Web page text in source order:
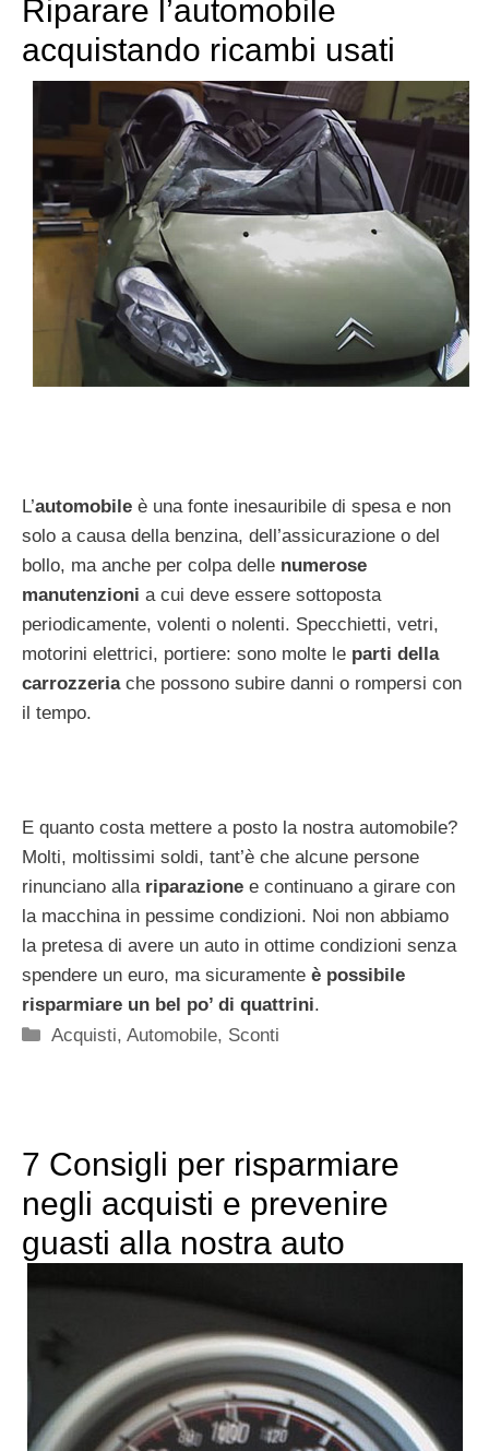
Riparare l’automobile
acquistando ricambi usati
L’automobile è una fonte inesauribile di spesa e non
solo a causa della benzina, dell’assicurazione o del
bollo, ma anche per colpa delle numerose
manutenzioni a cui deve essere sottoposta
periodicamente, volenti o nolenti. Specchietti, vetri,
motorini elettrici, portiere: sono molte le parti della
carrozzeriache possono subire danni o rompersi con
il tempo.
E quanto costa mettere a posto la nostra automobile?
Molti, moltissimi soldi, tant’è che alcune persone
rinunciano alla riparazione e continuano a girare con
la macchina in pessime condizioni. Noi non abbiamo
la pretesa di avere un auto in ottime condizioni senza
spendere un euro, ma sicuramente è possibile
risparmiare un bel po’ di quattrini.
Categorie
Acquisti,Automobile, Sconti
7 Consigli per risparmiare
negli acquisti e prevenire
guasti alla nostra auto